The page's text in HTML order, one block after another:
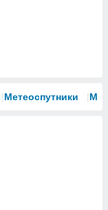
Метеоспутники